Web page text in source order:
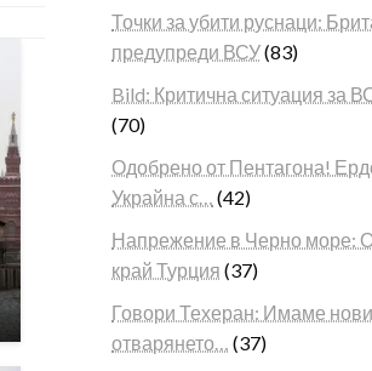
Точки за убити руснаци:
предупреди ВСУ(83)
Bild: Критична ситуация за
(70)
Одобрено от Пентагона!
Украйна с…
(42)
Напрежение в Черно море:
край Турция (37)
Говори Техеран: Имаме
отварянето…
(37)